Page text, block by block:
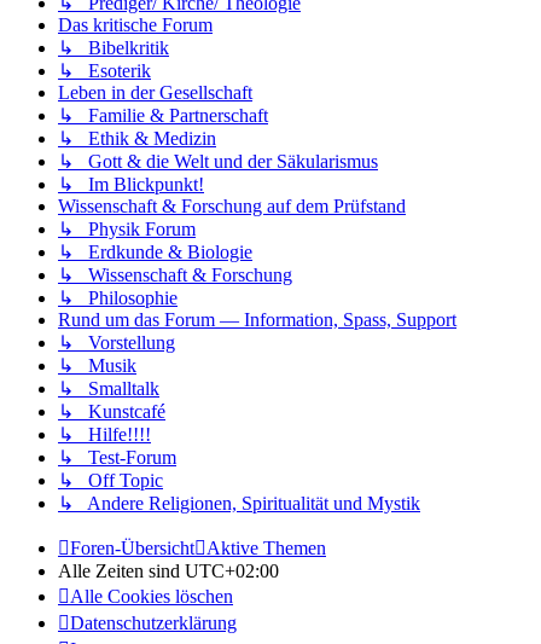
Das kritische Forum
↳ Bibelkritik
↳ Esoterik
Leben in der Gesellschaft
↳ Familie & Partnerschaft
↳ Ethik & Medizin
↳ Gott & die Welt und der Säkularismus
↳ Im Blickpunkt!
Wissenschaft & Forschung auf dem Prüfstand
↳ Physik Forum
↳ Erdkunde & Biologie
↳ Wissenschaft & Forschung
↳ Philosophie
Rund um das Forum — Information, Spass, Support
↳ Vorstellung
↳ Musik
↳ Smalltalk
↳ Kunstcafé
↳ Hilfe!!!!
↳ Test-Forum
↳ Off Topic
↳ Andere Religionen, Spiritualität und Mystik
Foren-Übersicht
Aktive Themen
Alle Zeiten sind UTC+02:00
Alle Cookies löschen
Datenschutzerklärung